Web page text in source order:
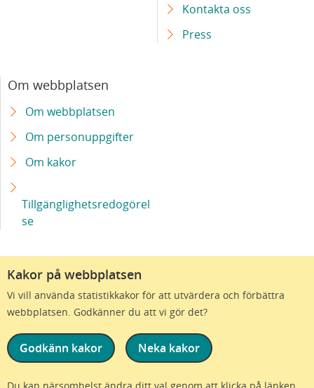
Kakor på webbplatsen
Vi vill använda statistikkakor för att utvärdera och förbättra
webbplatsen. Godkänner du att vi gör det?
Godkänn kakor Neka kakor
Kontakta oss
Press
Om webbplatsen
Om webbplatsen
Om personuppgifter
Om kakor
Tillgänglighetsredogörel
se
Vi är en del av Region Skåne